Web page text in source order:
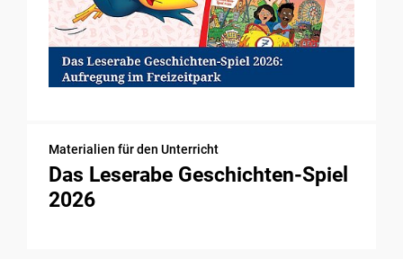
Materialien für den Unterricht
Das Leserabe Geschichten-Spiel
2026